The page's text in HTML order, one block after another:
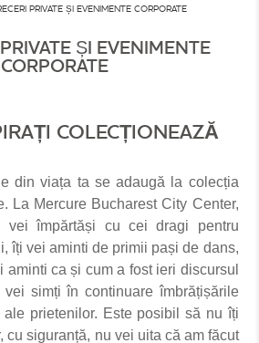
PRIVATE ȘI EVENIMENTE CORPORATE
ȘI EVENIMENTE
CORPORATE
COLECȚIONEAZĂ
din viața ta se adaugă la colecția
La Mercure Bucharest City Center,
vei împărtăși cu cei dragi pentru
îți vei aminti de primii pași de dans,
aminti ca și cum a fost ieri discursul
simți în continuare îmbrățișările
prietenilor. Este posibil să nu îți
cu siguranță, nu vei uita că am făcut